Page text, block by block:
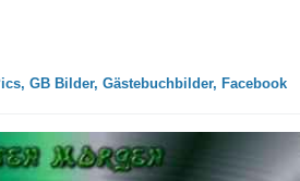
GB Bilder, Gästebuchbilder, Facebook